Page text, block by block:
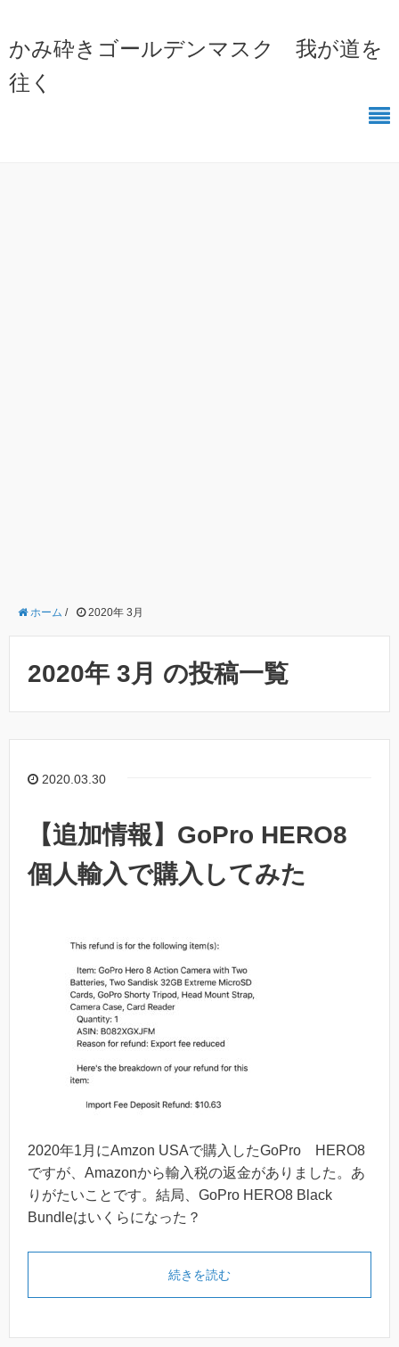
かみ砕きゴールデンマスク 我が道を
往く
ホーム / 2020年 3月
2020年 3月 の投稿一覧
2020.03.30
【追加情報】GoPro HERO8
個人輸入で購入してみた
2020年1月にAmzon USAで購入したGoPro HERO8
ですが、Amazonから輸入税の返金がありました。あ
りがたいことです。結局、GoPro HERO8 Black
Bundleはいくらになった？
続きを読む